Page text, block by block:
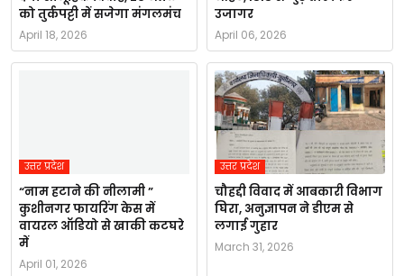
को तुर्कपट्टी में सजेगा मंगलमंच
April 18, 2026
उजागर
April 06, 2026
उत्तर प्रदेश
“नाम हटाने की नीलामी ”
कुशीनगर फायरिंग केस में
वायरल ऑडियो से खाकी कटघरे
में
April 01, 2026
उत्तर प्रदेश
चौहद्दी विवाद में आबकारी विभाग
घिरा, अनुज्ञापन ने डीएम से
लगाई गुहार
March 31, 2026